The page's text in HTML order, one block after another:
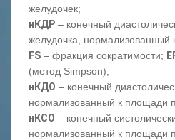
желудочек;
нКДР – конечный
желудочка, нормализованный
FS – фракция сократимости;
(метод Simpson);
нКДО – конечный
нормализованный к площади
нКСО – конечный
нормализованный к площади